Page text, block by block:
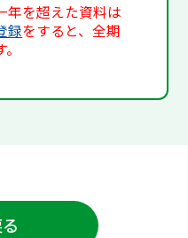
年を超えた資料は
録をすると、全期